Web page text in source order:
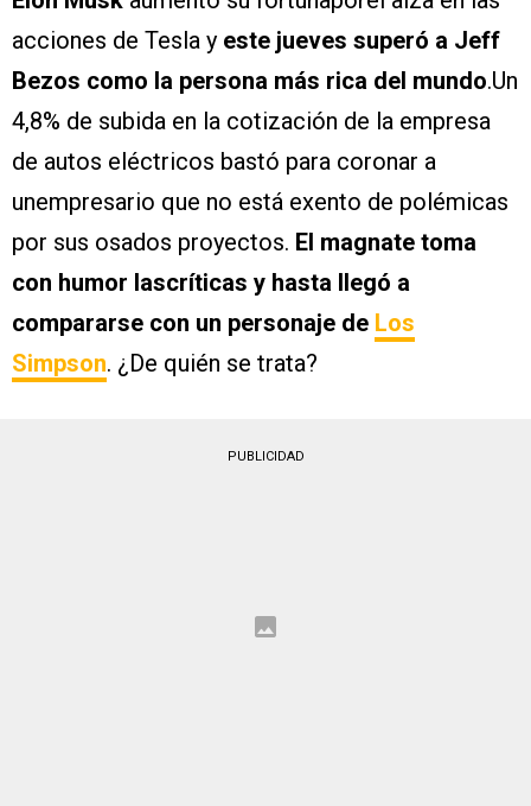
acciones de Tesla y este jueves superó a Jeff
Bezos como la persona más rica del mundo.Un
4,8% de subida en la cotización de la empresa
de autos eléctricos bastó para coronar a
unempresario que no está exento de polémicas
por sus osados proyectos. El magnate toma
con humor lascríticas y hasta llegó a
compararse con un personaje de Los
Simpson. ¿De quién se trata?
PUBLICIDAD